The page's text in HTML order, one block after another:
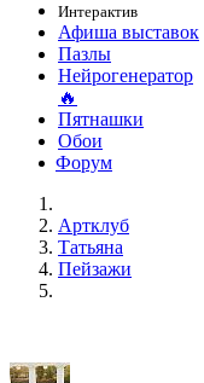
Интерактив
Афиша выставок
Пазлы
Нейрогенератор
🔥
Пятнашки
Обои
Форум
Артклуб
Татьяна
Пейзажи